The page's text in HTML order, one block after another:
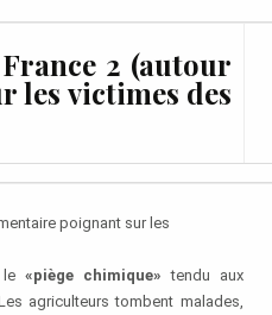
2 (autour
les victimes des
poignant sur les
le«piège chimique» tendu aux
agriculteurs tombent malades,